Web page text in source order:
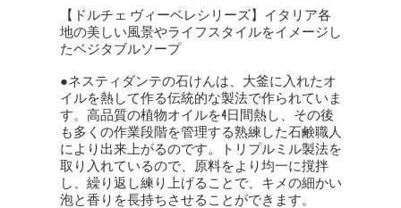
【ドルチェ ヴィーベレシリーズ】イタリア各
地の美しい風景やライフスタイルをイメージし
たベジタブルソープ
●ネスティダンテの石けんは、大釜に入れたオ
イルを熱して作る伝統的な製法で作られていま
す。高品質の植物オイルを4日間熱し、その後
も多くの作業段階を管理する熟練した石鹸職人
により出来上がるのです。トリプルミル製法を
取り入れているので、原料をより均一に撹拌
し、繰り返し練り上げることで、キメの細かい
泡と香りを長持ちさせることができます。